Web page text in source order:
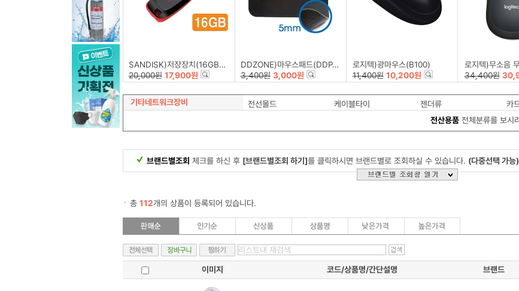
SANDISK)저장장치(16GB/Z50-BLADE)
20,000원 17,900원
DDZONE)마우스패드(DDP-002)
3,400원 3,000원
로지텍)광마우스(B100)
11,400원 10,200원
로지텍)무소음 무선 마
34,400원
기타네트워크장비 전선몰드 케이블타이 젠더류
카
전산용품전체분류를 보시
브랜드별조회 체크를 하신 후 [브랜드별조회 하기]를 클릭하시면 브랜드별로 조회하실 수 있습니다. (다중선택 가능)
총 112개의 상품이 등록되어 있습니다.
이미지
코드/상품명/간단설명 브랜드